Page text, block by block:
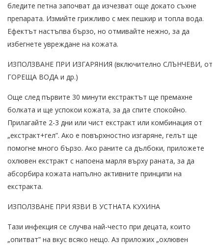
бледите петна започват да изчезват още докато съхне
препарата. Измийте грижливо с мек пешкир и топла вода.
Ефектът настъпва бързо, но отмивайте нежно, за да
избегнете увреждане на кожата.
ИЗПОЛЗВАНЕ ПРИ ИЗГАРЯНИЯ (включително СЛЪНЧЕВИ, от
ГОРЕЩА ВОДА и др.)
Още след първите 30 минути екстрактът ще премахне
болката и ще успокои кожата, за да спите спокойно.
Прилагайте 2-3 дни или чист екстракт или комбинация от
„екстракт+гел”. Ако е повърхностно изгаряне, гелът ще
помогне много бързо. Ако раните са дълбоки, приложете
охлювен екстракт с напоена марля върху раната, за да
абсорбира кожата напълно активните принципи на
екстракта.
ИЗПОЛЗВАНЕ ПРИ ЯЗВИ В УСТНАТА КУХИНА
Тази инфекция се случва най-често при децата, които
„опитват” на вкус всяко нещо. Аз приложих „охлювен